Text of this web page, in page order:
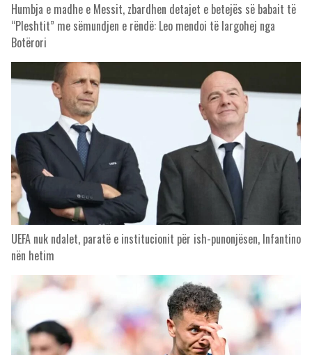
Humbja e madhe e Messit, zbardhen detajet e betejës së babait të
“Pleshtit” me sëmundjen e rëndë: Leo mendoi të largohej nga
Botërori
UEFA nuk ndalet, paratë e institucionit për ish-punonjësen, Infantino
nën hetim